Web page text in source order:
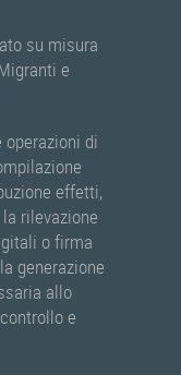
su misura
e
di
effetti,
rilevazione
o firma
generazione
allo
e